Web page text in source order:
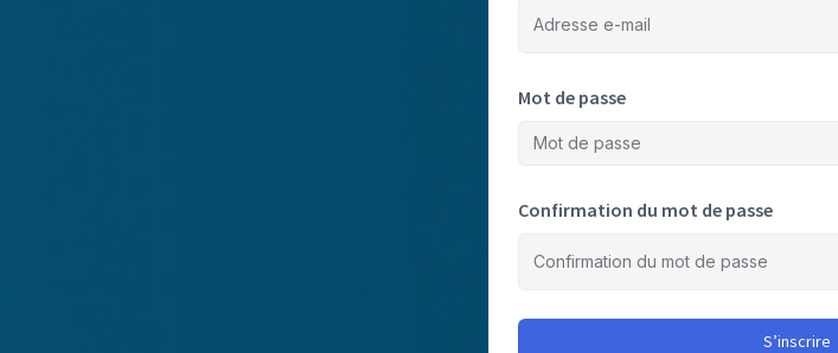
Mot de passe
Confirmation du mot de passe
S’inscrire